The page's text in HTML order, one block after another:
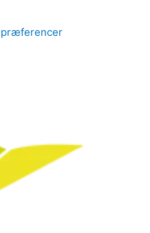
præferencer